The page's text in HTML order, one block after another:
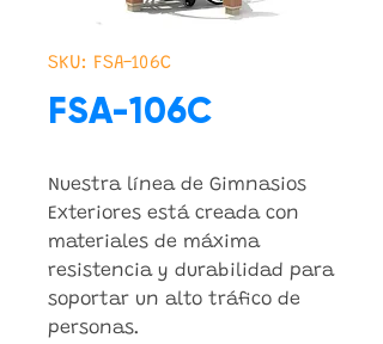
SKU: FSA-106C
FSA-106C
Nuestra línea de Gimnasios
Exteriores está creada con
materiales de máxima
resistencia y durabilidad para
soportar un alto tráfico de
personas.